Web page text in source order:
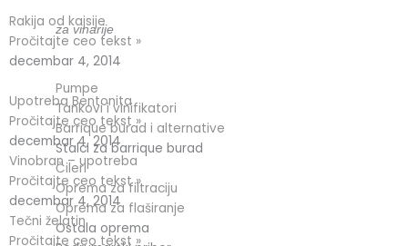
za vinarije
Pumpe
Tankovi i vinifikatori
Barrique burad i alternative
Stalci za barrique burad
Čileri
Oprema za filtraciju
Oprema za flaširanje
Ostala oprema
Rakija od kajsije
Pročitajte ceo tekst »
decembar 4, 2014
Upotreba Bentonita
Pročitajte ceo tekst »
decembar 4, 2014
Vinobran – upotreba
Pročitajte ceo tekst »
decembar 4, 2014
Tečni želatin
Pročitajte ceo tekst »